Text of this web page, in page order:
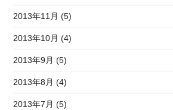
2013年11月 (5)
2013年10月 (4)
2013年9月 (5)
2013年8月 (4)
2013年7月 (5)